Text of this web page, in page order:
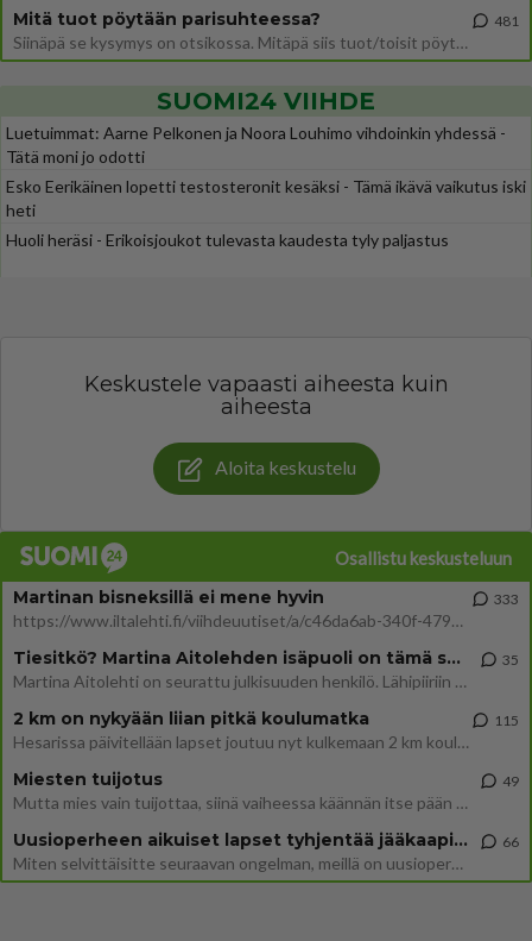
Mitä tuot pöytään parisuhteessa?
Siinäpä se kysymys on otsikossa. Mitäpä siis tuot/toisit pöytään parisuhteessa? Oletko mies vai nainen? Koetko sen mitä
481
SUOMI24 VIIHDE
Luetuimmat: Aarne Pelkonen ja Noora Louhimo vihdoinkin yhdessä -
Tätä moni jo odotti
Esko Eerikäinen lopetti testosteronit kesäksi - Tämä ikävä vaikutus iski
heti
Huoli heräsi - Erikoisjoukot tulevasta kaudesta tyly paljastus
Keskustele vapaasti aiheesta kuin
aiheesta
Aloita keskustelu
Osallistu keskusteluun
Martinan bisneksillä ei mene hyvin
https://www.iltalehti.fi/viihdeuutiset/a/c46da6ab-340f-4790-aaa7-0865eed2336 Yrityksen konkurssihakemus on tullut kärä
333
Tiesitkö? Martina Aitolehden isäpuoli on tämä suosittu laulaja
Martina Aitolehti on seurattu julkisuuden henkilö. Lähipiiriin mahtuu muitakin tunnettuja henkilöitä. Tiesitkö, että Ma
35
2 km on nykyään liian pitkä koulumatka
Hesarissa päivitellään lapset joutuu nyt kulkemaan 2 km kouluun jösses. Ruostefillarilla tuo matka menee vaikka miten äk
115
Miesten tuijotus
Mutta mies vain tuijottaa, siinä vaiheessa käännän itse pään pois. Mikä juttu? Yleensä jos joku tuijottaa tai katsoo, hä
49
Uusioperheen aikuiset lapset tyhjentää jääkaapin käydessään
Miten selvittäisitte seuraavan ongelman, meillä on uusioperhe, minulla teini-ikäiset lapset ja puolisolla aikuiset, jotk
66